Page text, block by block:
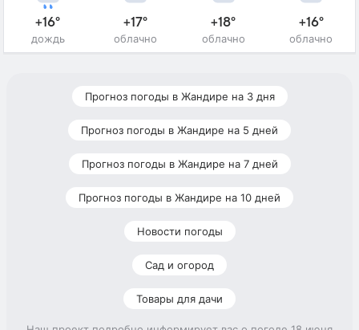
+16°
дождь
+17°
облачно
+18°
облачно
+16°
облачно
Прогноз погоды в Жандире на 3 дня
Прогноз погоды в Жандире на 5 дней
Прогноз погоды в Жандире на 7 дней
Прогноз погоды в Жандире на 10 дней
Новости погоды
Сад и огород
Товары для дачи